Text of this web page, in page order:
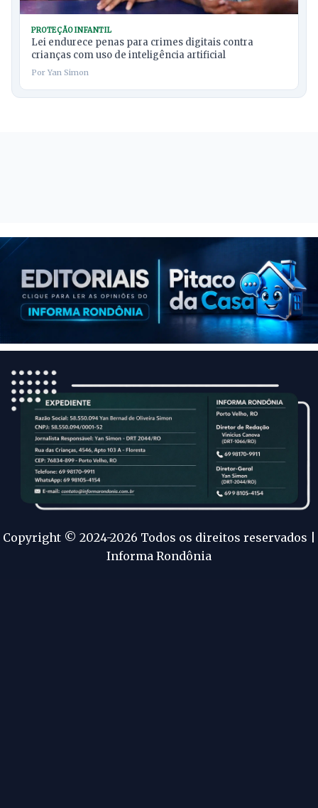
PROTEÇÃO INFANTIL
Lei endurece penas para crimes digitais contra
crianças com uso de inteligência artificial
Por Yan Simon
Copyright © 2024-2026 Todos os direitos reservados |
Informa Rondônia